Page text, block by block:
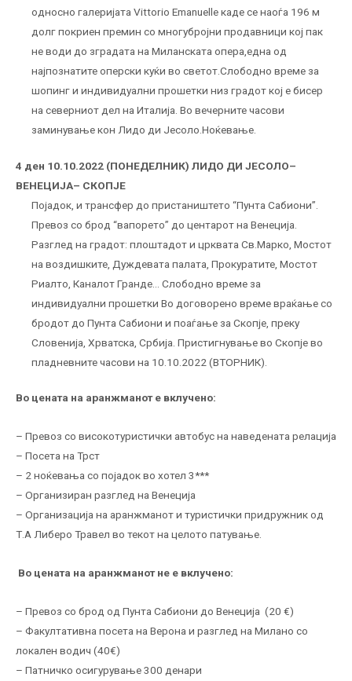
односно галеријата Vittorio Emanuelle каде се наоѓа 196 м
долг покриен премин со многубројни продавници кој пак
не води до зградата на Миланската опера,една од
најпознатите оперски куќи во светот.Слободно време за
шопинг и индивидуални прошетки низ градот кој е бисер
на северниот дел на Италија. Во вечерните часови
заминување кон Лидо ди Јесоло.Ноќевање.
4 ден 10.10.2022 (ПОНЕДЕЛНИК) ЛИДО ДИ ЈЕСОЛО–
ВЕНЕЦИЈА– СКОПЈЕ
Појадок, и трансфер до пристаништето “Пунта Сабиони”.
Превоз со брод “вапорето” до центарот на Венеција.
Разглед на градот: плоштадот и црквата Св.Марко, Мостот
на воздишките, Дуждевата палата, Прокуратите, Мостот
Риалто, Каналот Гранде… Слободно време за
индивидуални прошетки Во договорено време враќање со
бродот до Пунта Сабиони и поаѓање за Скопје, преку
Словенија, Хрватска, Србија. Пристигнување во Скопје во
пладневните часови на 10.10.2022 (ВТОРНИК).
Во цената на аранжманот е вклучено:
– Превоз со високотуристички автобус на наведената релација
– Посета на Трст
– 2 ноќевања со појадок во хотел 3***
– Организиран разглед на Венеција
– Организација на аранжманот и туристички придружник од
Т.А Либеро Травел во текот на целото патување.
Во цената на аранжманот не е вклучено:
– Превоз со брод од Пунта Сабиони до Венецијa (20 €)
– Факултативна посета на Верона и разглед на Милано со
локален водич (40€)
– Патничко осигурување 300 денари